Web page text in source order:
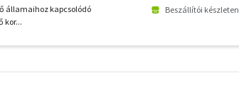
államaihoz kapcsolódó
kor...
Beszállítói készleten
szűrők